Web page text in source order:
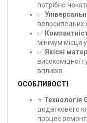
потрібно
✅
велосипедних
✅
мінімум місця
✅ Якісні
високоміцної
впливів.
ОСОБЛИВОСТІ
⭐ Технологія
додаткового
процес